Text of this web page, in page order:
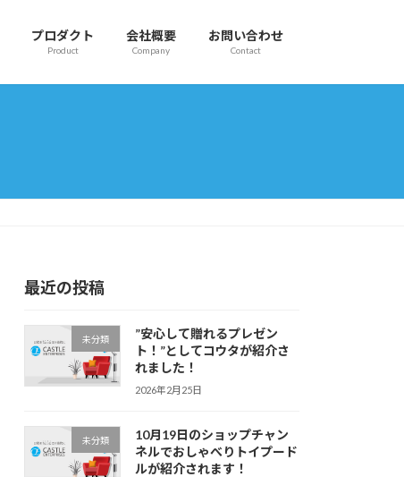
プロダクト
Product
会社概要
Company
お問い合わせ
Contact
最近の投稿
未分類
”安心して贈れるプレゼン
ト！”としてコウタが紹介さ
れました！
2026年2月25日
未分類
10月19日のショップチャン
ネルでおしゃべりトイプード
ルが紹介されます！